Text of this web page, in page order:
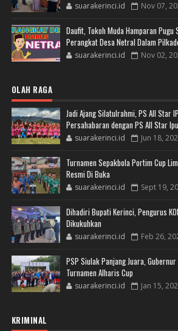
suarakerinci.id Nov 07,
Daufit, Tokoh Muda Hamparan Pugu
Perangkat Desa Netral Dalam
suarakerinci.id Nov 02,
OLAH RAGA
Jadi Ajang Silatulrahmi, PS All Star
Persahabaran dengan PS All Star
suarakerinci.id Jun 18,
Turnamen Sepakbola Portim Cup
Resmi Di Buka
suarakerinci.id Sept 19,
Dihadiri Bupati Kerinci, Pengurus
Dikukuhkan
suarakerinci.id Feb 26,
PSP Siulak Panjang Juara,
Turnamen Alharis Cup
suarakerinci.id Jan 15,
KRIMINAL